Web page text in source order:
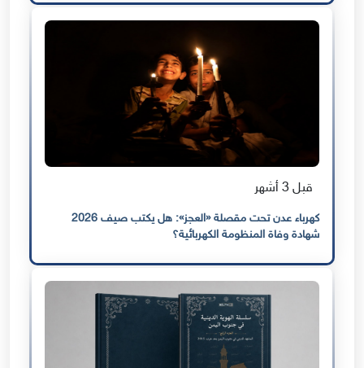
قبل 3 أشهر
كهرباء عدن تحت مقصلة «العجز»: هل يكتب صيف 2026
شهادة وفاة المنظومة الكهربائية؟